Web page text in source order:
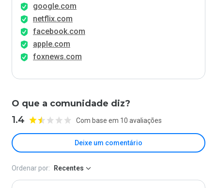
google.com
netflix.com
facebook.com
apple.com
foxnews.com
O que a comunidade diz?
1.4 Com base em 10 avaliações
Deixe um comentário
Ordenar por: Recentes